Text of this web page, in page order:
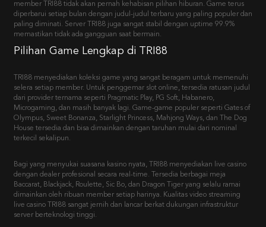
member TRI88 tidak akan pernah kehabisan pilihan hiburan. Game terus
diperbarui setiap bulan dengan judul-judul terbaru yang paling populer dan
paling diminati. Server TRI88 juga sangat stabil dengan uptime 99.9%
memastikan tidak ada gangguan saat bermain.
Pilihan Game Lengkap di TRI88
TRI88 menyediakan koleksi game yang sangat beragam untuk memenuhi
selera setiap member. Untuk penggemar slot online, tersedia ratusan judul
dari provider ternama seperti Pragmatic Play, PG Soft, Habanero,
Microgaming, dan masih banyak lagi. Game-game populer seperti Gates of
Olympus, Sweet Bonanza, Starlight Princess, Mahjong Ways, dan The Dog
House tersedia dan bisa dimainkan dengan taruhan mulai dari nominal
terkecil sekalipun.
Bagi yang menyukai suasana kasino nyata, TRI88 menyediakan live casino
dengan dealer profesional secara real-time. Tersedia berbagai meja
Baccarat, Blackjack, Roulette, Sic Bo, dan Dragon Tiger yang selalu ramai
dimainkan oleh ribuan member setiap harinya. Kualitas video streaming
live casino TRI88 sangat jernih dan lancar berkat dukungan infrastruktur
server berteknologi tinggi.